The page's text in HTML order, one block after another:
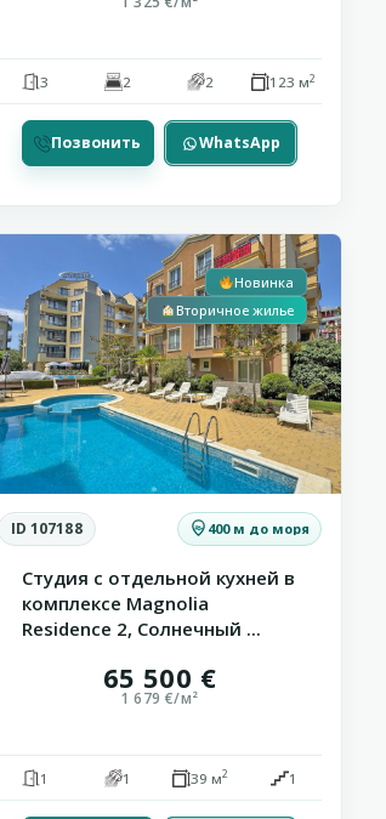
3 2 2 123 м2
Позвонить WhatsApp
Берег
Новинка
Вторичное жилье
ID 107188 400 м до моря
Студия с отдельной кухней в
комплексе Magnolia
Residence 2, Солнечный ...
65 500 €
1 679 €/м²
1 1 39 м2 1